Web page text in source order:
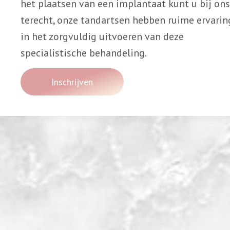
het plaatsen van een implantaat kunt u bij ons
terecht, onze tandartsen hebben ruime
in het zorgvuldig uitvoeren van deze
specialistische behandeling.
Inschrijven